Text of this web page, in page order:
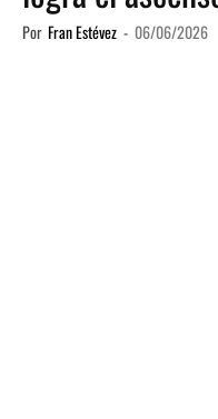
Por Fran Estévez - 06/06/2026